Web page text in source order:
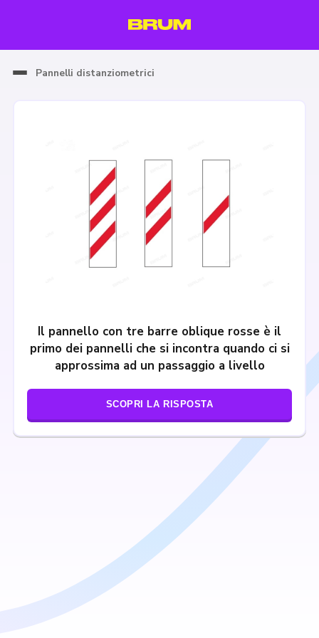
Pannelli distanziometrici
Il pannello con tre barre oblique rosse è il
primo dei pannelli che si incontra quando ci si
approssima ad un passaggio a livello
SCOPRI LA RISPOSTA